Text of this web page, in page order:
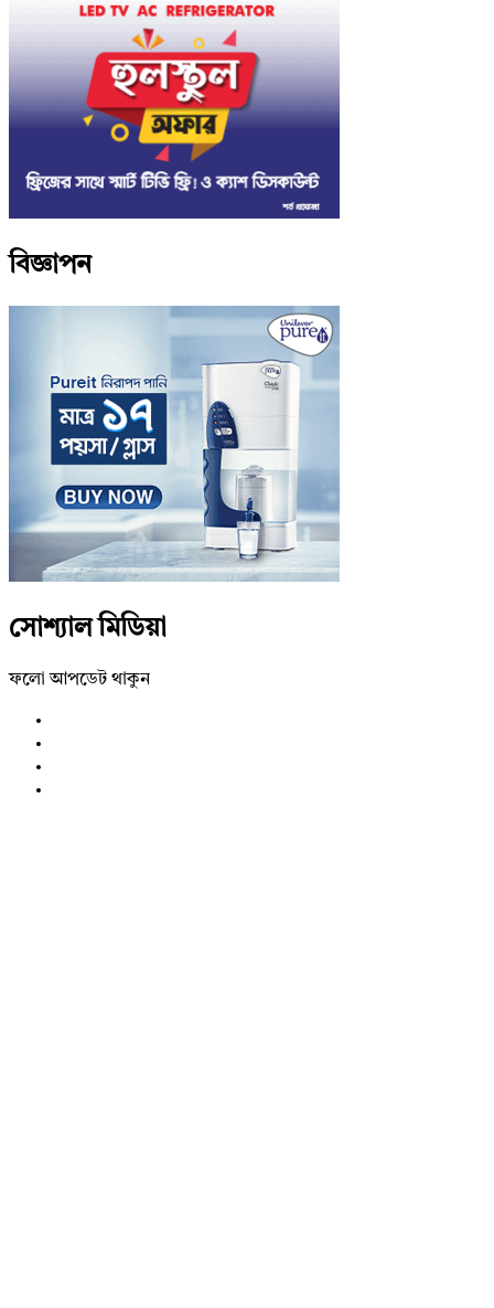
বিজ্ঞাপন
সোশ্যাল মিডিয়া
ফলো আপডেট থাকুন